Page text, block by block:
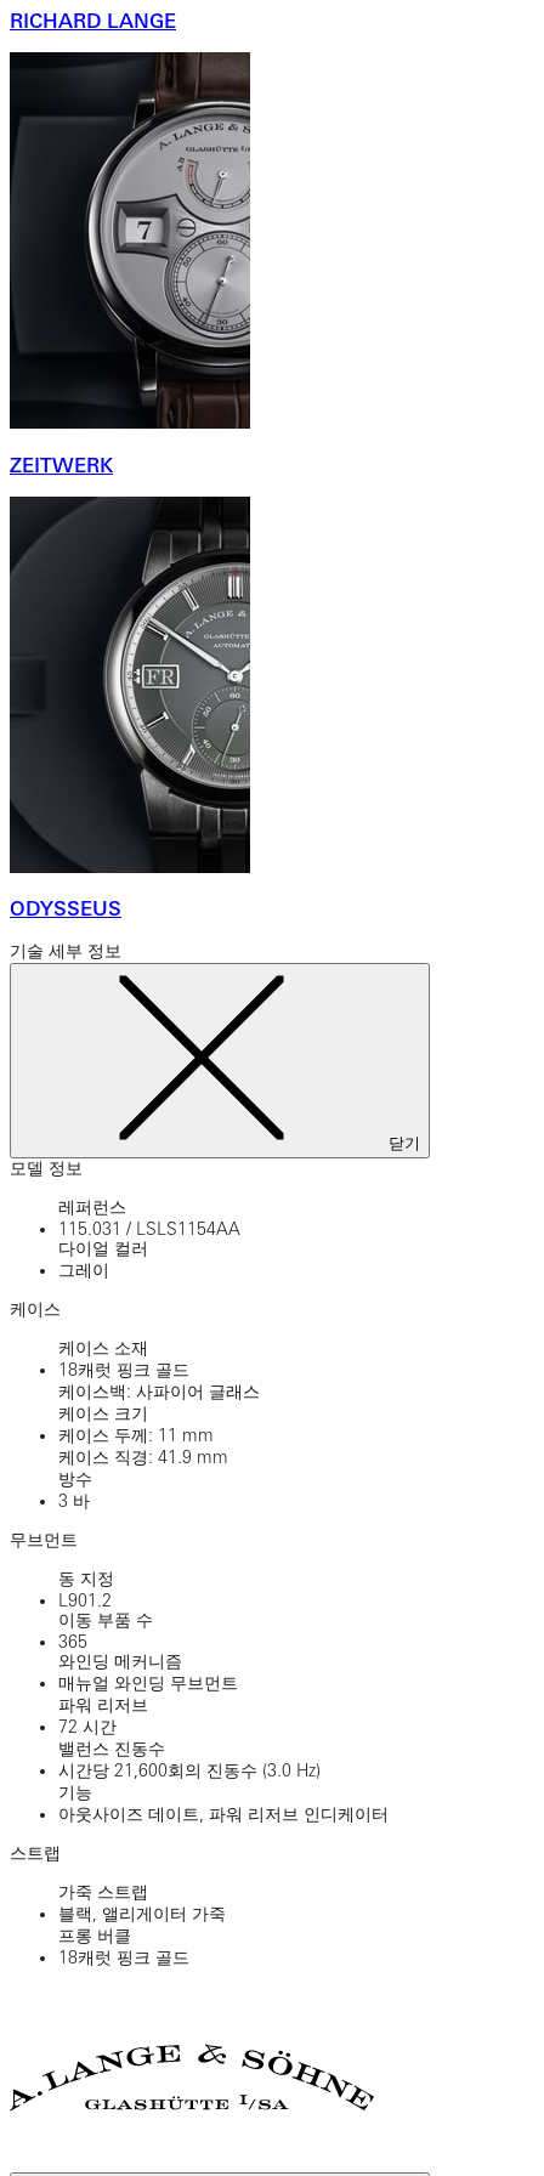
RICHARD LANGE
ZEITWERK
ODYSSEUS
기술 세부 정보
닫기
모델 정보
레퍼런스
115.031 /
LSLS1154AA
다이얼 컬러
그레이
케이스
케이스 소재
18캐럿 핑크 골드
케이스백: 사파이어 글래스
케이스 크기
케이스 두께: 11 mm
케이스 직경: 41.9 mm
방수
3 바
무브먼트
동 지정
L901.2
이동 부품 수
365
와인딩 메커니즘
매뉴얼 와인딩 무브먼트
파워 리저브
72 시간
밸런스 진동수
시간당 21,600회의 진동수 (3.0 Hz)
기능
아웃사이즈 데이트, 파워 리저브 인디케이터
스트랩
가죽 스트랩
블랙, 앨리게이터 가죽
프롱 버클
18캐럿 핑크 골드